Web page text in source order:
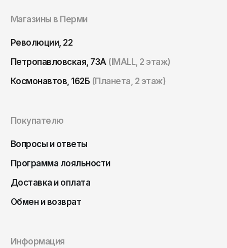
Магазины в Перми
Революции, 22
Петропавловская, 73А (IMALL, 2 этаж)
Космонавтов, 162Б (Планета, 2 этаж)
Покупателю
Вопросы и ответы
Программа лояльности
Доставка и оплата
Обмен и возврат
Информация
Тюмень
Улан-Удэ
Ханты-Мансийск
Чайковский
Чебоксары
Южно-Сахалинск